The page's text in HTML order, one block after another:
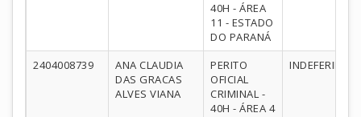
40H - ÁREA
11 - ESTADO
DO PARANÁ
2404008739
ANA CLAUDIA
DAS GRACAS
ALVES VIANA
PERITO
OFICIAL
CRIMINAL -
40H - ÁREA 4
INDEFERIDO